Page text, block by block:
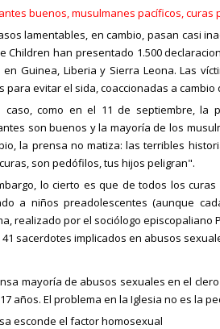
buenos, musulmanes pacíficos, curas
lamentables, en cambio, pasan casi
Children han presentado 1.500
en Guinea, Liberia y Sierra Leona. Las
para evitar el sida, coaccionadas a
caso, como en el 11 de septiembre, la
son buenos y la mayoría de los
la prensa no matiza: las terribles
son pedófilos, tus hijos peligran".
lo cierto es que de todos los
a niños preadolescentes (aunque
realizado por el sociólogo episcopaliano
sacerdotes implicados en abusos
mayoría de abusos sexuales en el
años. El problema en la Iglesia no es la
esconde el factor homosexual